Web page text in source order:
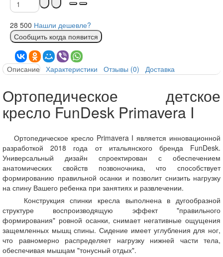
28 500 руб
Нашли дешевле?
Сообщить когда появится
Описание Характеристики Отзывы (0) Доставка
Ортопедическое детское
кресло FunDesk Primavera I
Ортопедическое кресло Primavera I является инновационной
разработкой 2018 года от итальянского бренда FunDesk.
Универсальный дизайн спроектирован с обеспечением
анатомических свойств позвоночника, что способствует
формированию правильной осанки и позволит снизить нагрузку
на спину Вашего ребенка при занятиях и развлечении.
Конструкция спинки кресла выполнена в дугообразной
структуре воспроизводящую эффект "правильного
формирования" ровной осанки, снимает негативные ощущения
защемленных мышц спины. Сидение имеет углубления для ног,
что равномерно распределяет нагрузку нижней части тела,
обеспечивая мышцам "тонусный отдых".